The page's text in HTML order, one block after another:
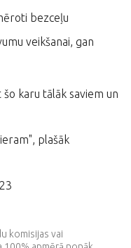
bezceļu
veikšanai, gan
karu tālāk saviem un
plašāk
komisijas vai